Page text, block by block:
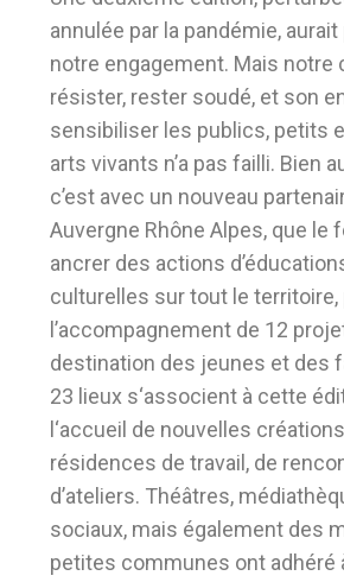
annulée par la pandémie,
notre engagement. Mais notre
résister, rester soudé, et son
sensibiliser les publics, petits
arts vivants n’a pas failli. Bien
c’est avec un nouveau
Auvergne Rhône Alpes, que le
ancrer des actions
culturelles sur tout le territoire,
l’accompagnement de 12
destination des jeunes et des
23 lieux s‘associent à cette
l‘accueil de nouvelles
résidences de travail, de
d’ateliers. Théâtres,
sociaux, mais également des
petites communes ont adhéré